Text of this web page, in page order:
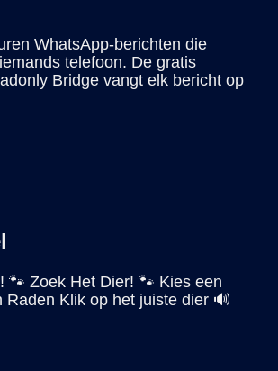
WhatsApp-berichten die
telefoon. De gratis
Bridge vangt elk bericht op
🐾 Zoek Het Dier! 🐾 Kies een
Raden Klik op het juiste dier 🔊